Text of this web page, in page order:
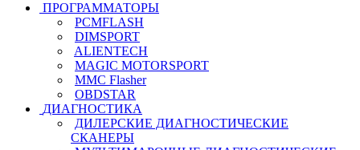
ПРОГРАММАТОРЫ
PCMFLASH
DIMSPORT
ALIENTECH
MAGIC MOTORSPORT
MMC Flasher
OBDSTAR
ДИАГНОСТИКА
ДИЛЕРСКИЕ ДИАГНОСТИЧЕСКИЕ
СКАНЕРЫ